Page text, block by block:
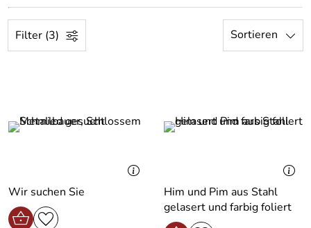
Filter (3) Sortieren
Wir suchen Sie
Him und Pim aus Stahl
gelasert und farbig foliert